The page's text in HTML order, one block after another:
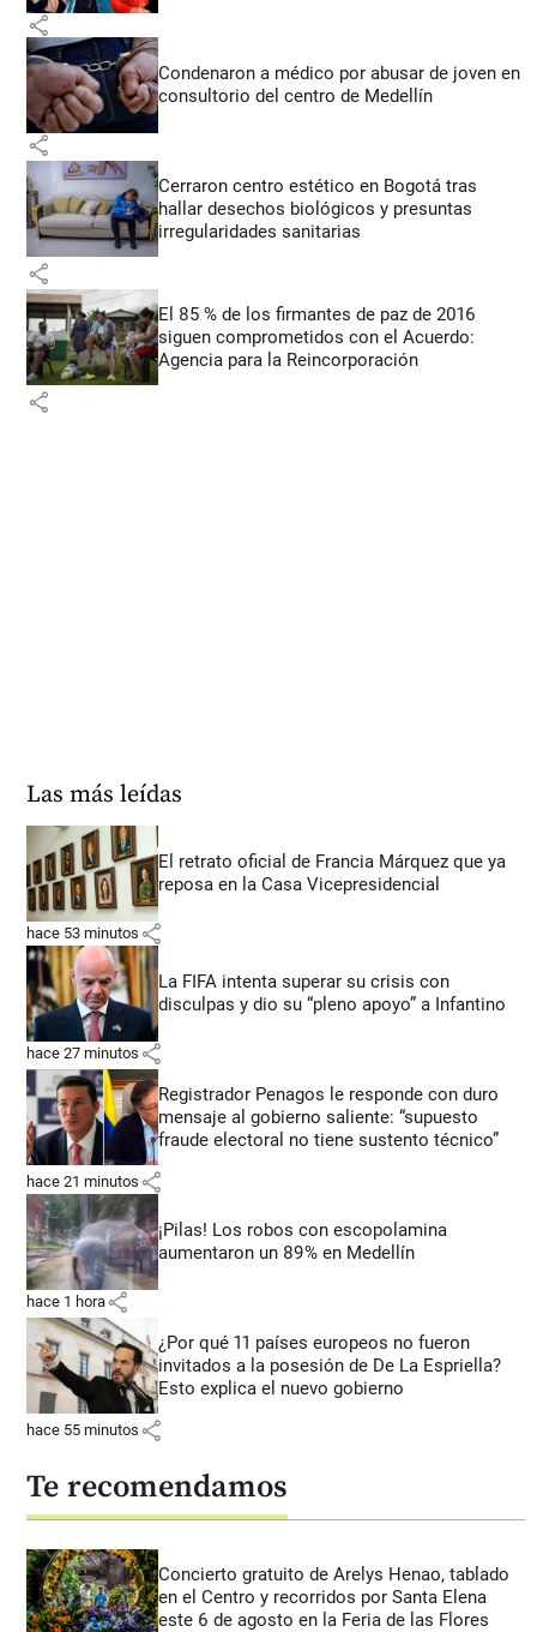
share
Condenaron a médico por abusar de joven en
consultorio del centro de Medellín
share
Cerraron centro estético en Bogotá tras
hallar desechos biológicos y presuntas
irregularidades sanitarias
share
El 85 % de los firmantes de paz de 2016
siguen comprometidos con el Acuerdo:
Agencia para la Reincorporación
share
Las más leídas
El retrato oficial de Francia Márquez que ya
reposa en la Casa Vicepresidencial
hace 53 minutos share
La FIFA intenta superar su crisis con
disculpas y dio su “pleno apoyo” a Infantino
hace 27 minutos share
Registrador Penagos le responde con duro
mensaje al gobierno saliente: “supuesto
fraude electoral no tiene sustento técnico”
hace 21 minutos share
¡Pilas! Los robos con escopolamina
aumentaron un 89% en Medellín
hace 1 hora share
¿Por qué 11 países europeos no fueron
invitados a la posesión de De La Espriella?
Esto explica el nuevo gobierno
hace 55 minutos share
Te recomendamos
Concierto gratuito de Arelys Henao, tablado
en el Centro y recorridos por Santa Elena
este 6 de agosto en la Feria de las Flores